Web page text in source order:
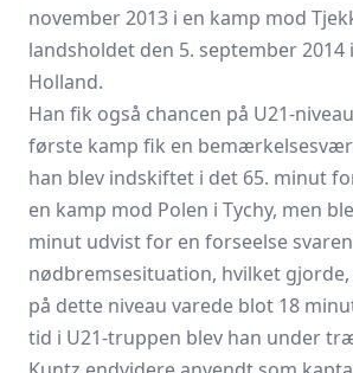
november 2013 i en kamp mod
landsholdet den 5. september
Holland.
Han fik også chancen på U21-
første kamp fik en
han blev indskiftet i det 65. minut
en kamp mod Polen i Tychy, men
minut udvist for en forseelse
nødbremsesituation, hvilket
på dette niveau varede blot 18
tid i U21-truppen blev han under